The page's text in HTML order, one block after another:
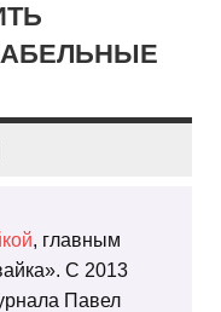
, главным
С 2013
Павел